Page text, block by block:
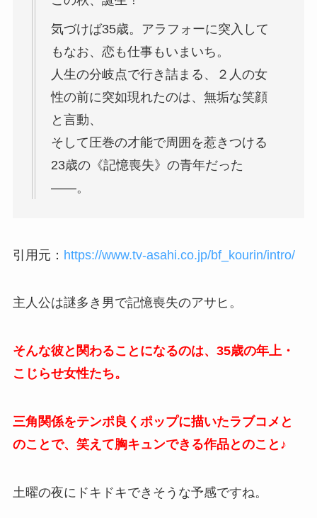
気づけば35歳。アラフォーに突入して
もなお、恋も仕事もいまいち。
人生の分岐点で行き詰まる、２人の女
性の前に突如現れたのは、無垢な笑顔
と言動、
そして圧巻の才能で周囲を惹きつける
23歳の《記憶喪失》の青年だった
――。
引用元： https://www.tv-asahi.co.jp/bf_kourin/intro/
主人公は謎多き男で記憶喪失のアサヒ。
そんな彼と関わることになるのは、35歳の年上・
こじらせ女性たち。
三角関係をテンポ良くポップに描いたラブコメと
のことで、笑えて胸キュンできる作品とのこと♪
土曜の夜にドキドキできそうな予感ですね。